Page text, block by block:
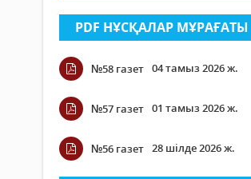
PDF НҰСҚАЛАР МҰРАҒАТЫ
№58 газет 04 тамыз 2026 ж.
№57 газет 01 тамыз 2026 ж.
№56 газет 28 шілде 2026 ж.